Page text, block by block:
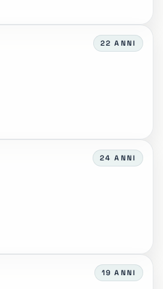
22 ANNI
24 ANNI
19 ANNI